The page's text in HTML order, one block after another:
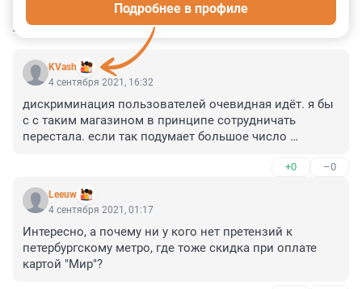
КОММЕНТАРИИ 4
KVash
Подробнее в профиле
4 сентября 2021, 16:32
дискриминация пользователей очевидная идёт. я бы
с с таким магазином в принципе сотрудничать
перестала. если так подумает большое число
+0 –0
Leeuw
4 сентября 2021, 01:17
Интересно, а почему ни у кого нет претензий к
петербургскому метро, где тоже скидка при оплате
картой "Мир"?